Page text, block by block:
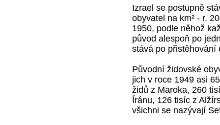
Izrael se postupně
obyvatel na km² - r.
1950, podle něhož
původ alespoň po
stává po přistěhování
Původní židovské
jich v roce 1949 asi
židů z Maroka, 260
Íránu, 126 tisíc z
všichni se nazývají